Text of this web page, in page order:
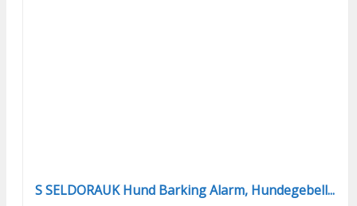
S SELDORAUK Hund Barking Alarm, Hundegebell...